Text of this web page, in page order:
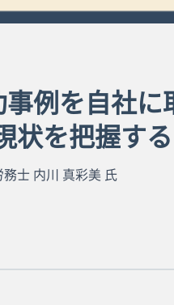
事例を自社
状を把握す
士 内川 真彩美 氏